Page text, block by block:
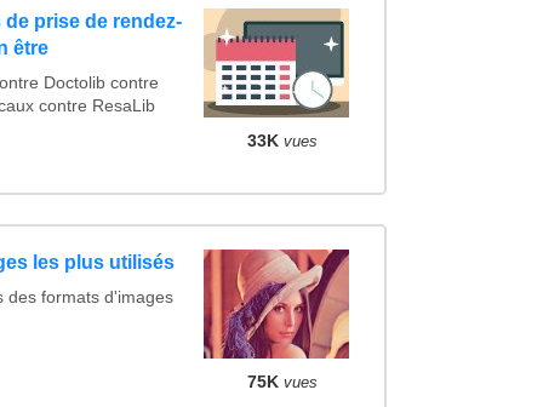
prise de rendez-
être
Doctolib contre
contre ResaLib
33K vues
les plus utilisés
des formats d'images
75K vues